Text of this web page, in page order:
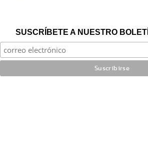
SUSCRÍBETE A NUESTRO